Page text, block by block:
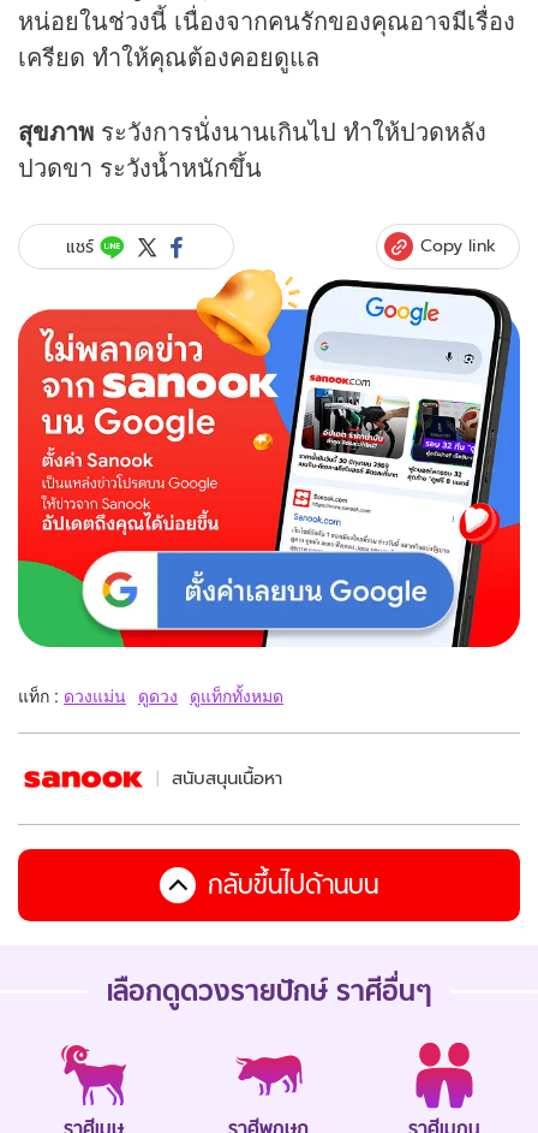
หน่อยในช่วงนี้ เนื่องจากคนรักของคุณอาจมีเรื่อง
เครียด ทำให้คุณต้องคอยดูแล
สุขภาพ ระวังการนั่งนานเกินไป ทำให้ปวดหลัง
ปวดขา ระวังน้ำหนักขึ้น
แชร์ Copy link
แท็ก : ดวงแม่น ดูดวง ดูแท็กทั้งหมด
สนับสนุนเนื้อหา
กลับขึ้นไปด้านบน
เลือกดูดวงรายปักษ์ราศีอื่นๆ